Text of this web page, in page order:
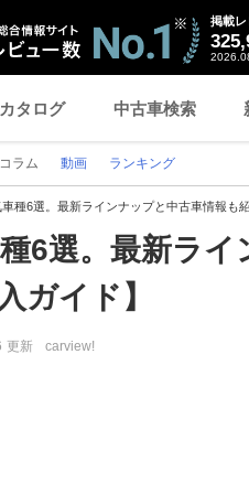
掲載
カタログ 中古車検索
コラム 動画 ランキング
種6選。最新ラインナップと中古車情報も
6選。最新ラ
ガイド】
更新 carview!